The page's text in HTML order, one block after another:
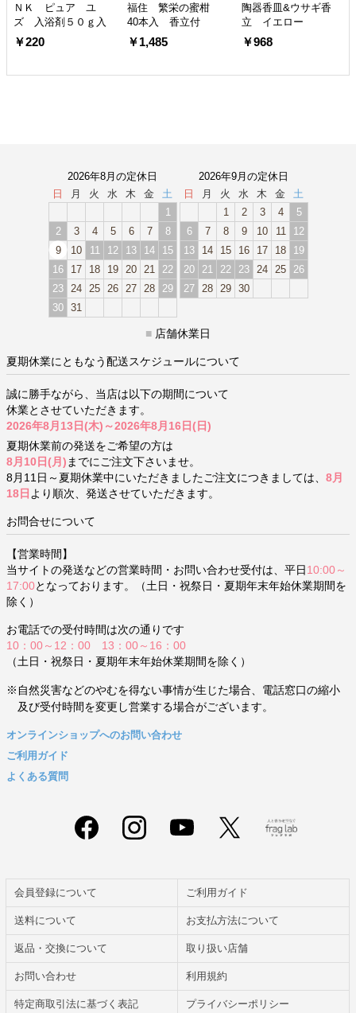
ＮＫ ピュア ユ
ズ 入浴剤５０ｇ入
￥220
福住 繁栄の蜜柑
40本入 香立付
￥1,485
陶器香皿&ウサギ香
立 イエロー
￥968
2026年8月の定休日
日
月 火 水 木 金
土
1
2
3 4 5 6 7
8
9
10 11 12 13 14
15
16
17 18 19 20 21
22
23
24 25 26 27 28
29
30 31
2026年9月の定休日
日
月 火 水 木 金
土
1
2 3 4
5
6
7 8 9 10 11
12
13
14 15 16 17 18
19
20
21 22 23 24 25
26
27
28 29 30
■ 店舗休業日
夏期休業にともなう配送スケジュールについて
誠に勝手ながら、当店は以下の期間について
休業とさせていただきます。
2026年8月13日(木)～2026年8月16日(日)
夏期休業前の発送をご希望の方は
8月10日(月) までにご注文下さいませ。
8月11日～夏期休業中にいただきましたご注文につきましては、 8月
18日 より順次、発送させていただきます。
お問合せについて
【営業時間】
当サイトの発送などの営業時間・お問い合わせ受付は、平日 10:00～
17:00となっております。（土日・祝祭日・夏期年末年始休業期間を
除く）
お電話での受付時間は次の通りです
10：00～12：00 13：00～16：00
（土日・祝祭日・夏期年末年始休業期間を除く）
※自然災害などのやむを得ない事情が生じた場合、電話窓口の縮小
及び受付時間を変更し営業する場合がございます。
オンラインショップへのお問い合わせ
ご利用ガイド
よくある質問
会員登録について ご利用ガイド
送料について お支払方法について
返品・交換について 取り扱い店舗
お問い合わせ 利用規約
特定商取引法に基づく表記 プライバシーポリシー